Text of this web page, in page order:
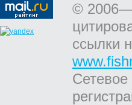
©
ссылки